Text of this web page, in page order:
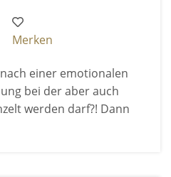
Merken
einer emotionalen
bei der aber auch
werden darf?! Dann